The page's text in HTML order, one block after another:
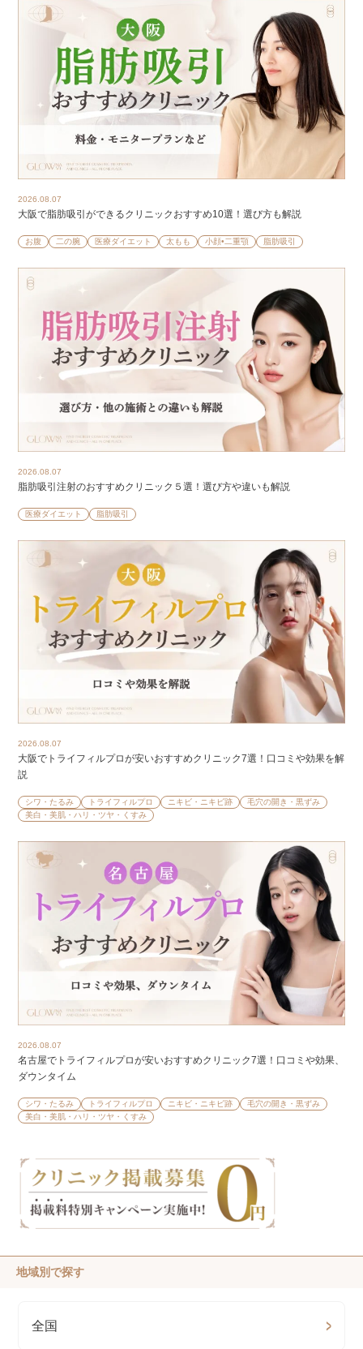
2026.08.07
大阪で脂肪吸引ができるクリニックおすすめ10選！選び方も解説
お腹 二の腕 医療ダイエット 太もも 小顔•二重顎 脂肪吸引
2026.08.07
脂肪吸引注射のおすすめクリニック５選！選び方や違いも解説
医療ダイエット 脂肪吸引
2026.08.07
大阪でトライフィルプロが安いおすすめクリニック7選！口コミや効果を解
説
シワ・たるみ トライフィルプロ ニキビ・ニキビ跡
毛穴の開き・黒ずみ
美白・美肌・ハリ・ツヤ・くすみ
2026.08.07
名古屋でトライフィルプロが安いおすすめクリニック7選！口コミや効果、
ダウンタイム
シワ・たるみ トライフィルプロ ニキビ・ニキビ跡
毛穴の開き・黒ずみ
美白・美肌・ハリ・ツヤ・くすみ
地域別で探す
全国